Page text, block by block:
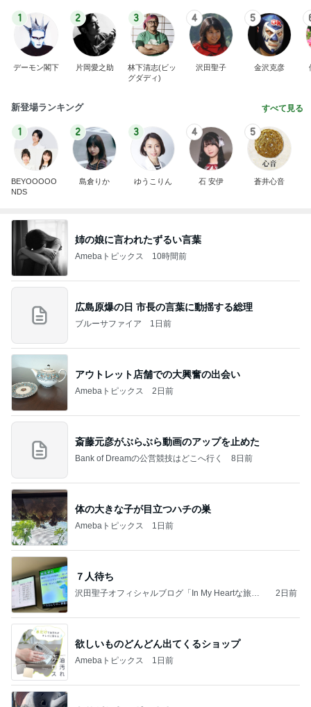
1
デーモン閣下
2
片岡愛之助
3
林下清志(ビッ
グダディ)
4
沢田聖子
5
金沢克彦
新登場ランキング すべて見る
1
BEYOOOOO
NDS
2
島倉りか
3
ゆうこりん
4
石 安伊
5
蒼井心音
姉の娘に言われたずるい言葉
Amebaトピックス 10時間前
広島原爆の日 市長の言葉に動揺する総理
ブルーサファイア 1日前
アウトレット店舗での大興奮の出会い
Amebaトピックス 2日前
斎藤元彦がぶらぶら動画のアップを止めた
Bank of Dreamの公営競技はどこへ行く 8日前
体の大きな子が目立つハチの巣
Amebaトピックス 1日前
７人待ち
沢田聖子オフィシャルブログ「In My Heartな旅日
2日前
欲しいものどんどん出てくるショップ
Amebaトピックス 1日前